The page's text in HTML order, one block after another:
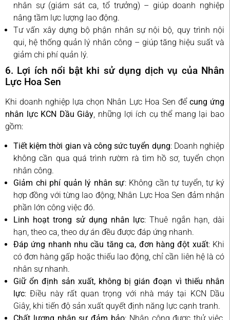
nhân sự (giám sát ca, tổ trưởng) – giúp doanh nghiệp
nâng tầm lực lượng lao động.
Tư vấn xây dựng bộ phận nhân sự nội bộ, quy trình nội
qui, hệ thống quản lý nhân công – giúp tăng hiệu suất và
giảm chi phí quản lý.
6. Lợi ích nổi bật khi sử dụng dịch vụ của Nhân
Lực Hoa Sen
Khi doanh nghiệp lựa chọn Nhân Lực Hoa Sen để cung ứng
nhân lực KCN Dầu Giây , những lợi ích cụ thể mang lại bao
gồm:
Tiết kiệm thời gian và công sức tuyển dụng: Doanh nghiệp
không cần qua quá trình rườm rà tìm hồ sơ, tuyển chọn
nhân công.
Giảm chi phí quản lý nhân sự: Không cần tự tuyển, tự ký
hợp đồng với từng lao động; Nhân Lực Hoa Sen đảm nhận
phần lớn công việc đó.
Linh hoạt trong sử dụng nhân lực: Thuê ngắn hạn, dài
hạn, theo ca, theo dự án đều được đáp ứng nhanh.
Đáp ứng nhanh nhu cầu tăng ca, đơn hàng đột xuất: Khi
có đơn hàng gấp hoặc thiếu lao động, chỉ cần liên hệ là có
nhân sự nhanh.
Giữ ổn định sản xuất, không bị gián đoạn vì thiếu nhân
lực: Điều này rất quan trọng với nhà máy tại KCN Dầu
Giây, khi tiến độ sản xuất quyết định năng lực cạnh tranh.